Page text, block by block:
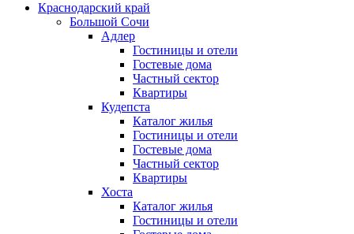
Краснодарский край
Большой Сочи
Адлер
Гостиницы и отели
Гостевые дома
Частный сектор
Квартиры
Кудепста
Каталог жилья
Гостиницы и отели
Гостевые дома
Частный сектор
Квартиры
Хоста
Каталог жилья
Гостиницы и отели